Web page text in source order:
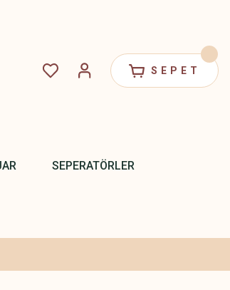
SEPET
SEPERATÖRLER